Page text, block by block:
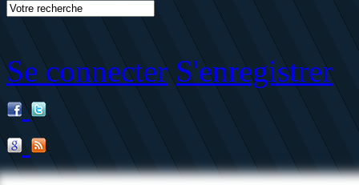
Se connecter S'enregistrer